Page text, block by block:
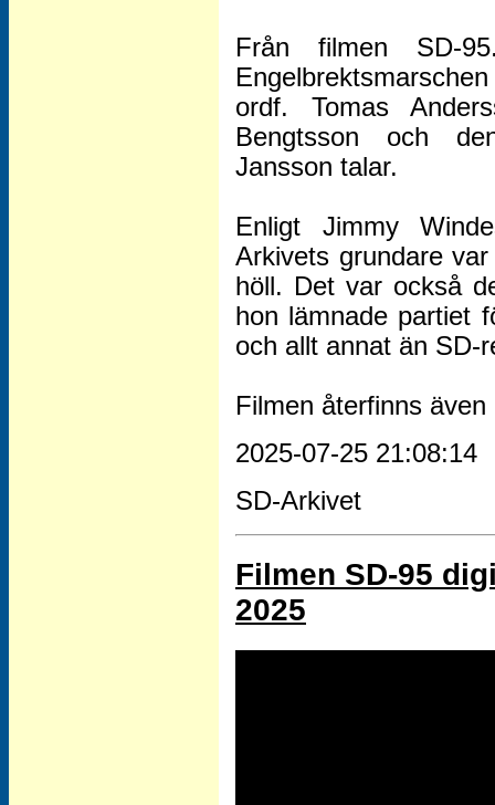
Från filmen SD-
ordf. Tomas
Bengtsson och
Jansson talar.
Enligt Jimmy
Arkivets grundare
höll. Det var också
hon lämnade partiet
och allt annat än SD-
Filmen återfinns
2025-07-25 21:08:14
SD-Arkivet
Filmen SD-95
2025